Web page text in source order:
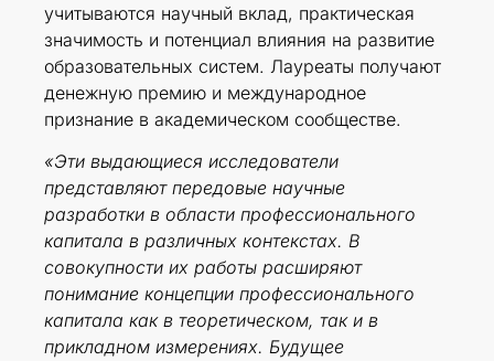
учитываются научный вклад, практическая
значимость и потенциал влияния на развитие
образовательных систем. Лауреаты получают
денежную премию и международное
признание в академическом сообществе.
«Эти выдающиеся исследователи
представляют передовые научные
разработки в области профессионального
капитала в различных контекстах. В
совокупности их работы расширяют
понимание концепции профессионального
капитала как в теоретическом, так и в
прикладном измерениях. Будущее